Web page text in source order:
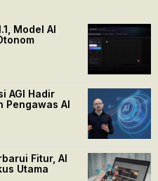
Model AI
AGI Hadir
Pengawas AI
Fitur, AI
Utama